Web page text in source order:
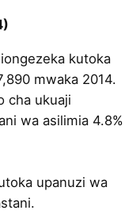
kutoka
mwaka 2014.
cha ukuaji
wa asilimia 4.8%
upanuzi wa